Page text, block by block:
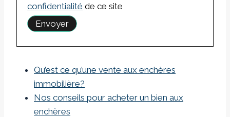
confidentialité de ce site
Qu’est ce qu’une vente aux enchères
immobilière?
Nos conseils pour acheter un bien aux
enchères